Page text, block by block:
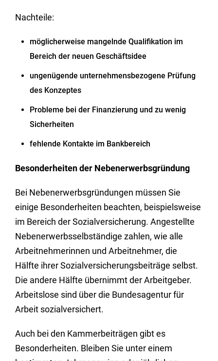
Nachteile:
möglicherweise mangelnde Qualifikation im
Bereich der neuen Geschäftsidee
ungenügende unternehmensbezogene Prüfung
des Konzeptes
Probleme bei der Finanzierung und zu wenig
Sicherheiten
fehlende Kontakte im Bankbereich
Besonderheiten der Nebenerwerbsgründung
Bei Nebenerwerbsgründungen müssen Sie
einige Besonderheiten beachten, beispielsweise
im Bereich der Sozialversicherung. Angestellte
Nebenerwerbsselbständige zahlen, wie alle
Arbeitnehmerinnen und Arbeitnehmer, die
Hälfte ihrer Sozialversicherungsbeiträge selbst.
Die andere Hälfte übernimmt der Arbeitgeber.
Arbeitslose sind über die Bundesagentur für
Arbeit sozialversichert.
Auch bei den Kammerbeiträgen gibt es
Besonderheiten. Bleiben Sie unter einem